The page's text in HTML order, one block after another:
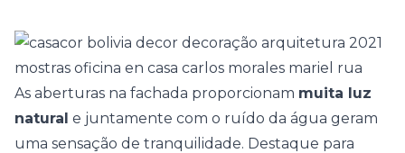
As aberturas na fachada proporcionam muita luz
natural e juntamente com o ruído da água geram
uma sensação de tranquilidade. Destaque para